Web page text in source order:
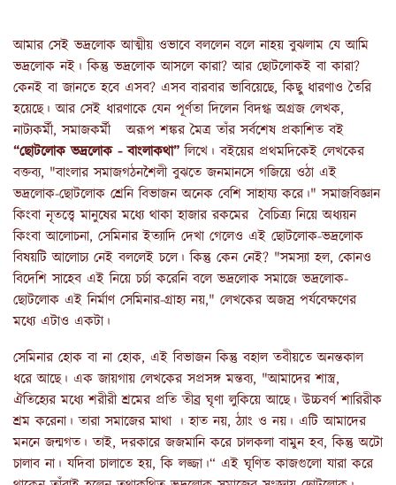
আমার সেই ভদ্রলোক আত্মীয় ওভাবে বললেন বলে নাহয় বুঝলাম যে আমি
ভদ্রলোক নই। কিন্তু ভদ্রলোক আসলে কারা? আর ছোটলোকই বা কারা?
কেনই বা জানতে হবে এসব? এসব বারবার ভাবিয়েছে, কিছু ধারণাও তৈরি
হয়েছে। আর সেই ধারণাকে যেন পূর্ণতা দিলেন বিদগ্ধ অগ্রজ লেখক,
নাট্যকর্মী, সমাজকর্মী অরূপ শঙ্কর মৈত্র তাঁর সর্বশেষ প্রকাশিত বই
“ছোটলোক ভদ্রলোক - বাংলাকথা” লিখে। বইয়ের প্রথমদিকেই লেখকের
বক্তব্য, "বাংলার সমাজগঠনশৈলী বুঝতে জনমানসে গজিয়ে ওঠা এই
ভদ্রলোক-ছোটলোক শ্রেনি বিভাজন অনেক বেশি সাহায্য করে।" সমাজবিজ্ঞান
কিংবা নৃতত্ত্বে মানুষের মধ্যে থাকা হাজার রকমের বৈচিত্র্য নিয়ে অধ্যয়ন
কিংবা আলোচনা, সেমিনার ইত্যাদি দেখা গেলেও এই ছোটলোক-ভদ্রলোক
বিষয়টি আলোচ্য নেই বললেই চলে। কিন্তু কেন নেই? "সমস্যা হল, কোনও
বিদেশি সাহেব এই নিয়ে চর্চা করেনি বলে ভদ্রলোক সমাজে ভদ্রলোক-
ছোটলোক এই নির্মাণ সেমিনার-গ্রাহ্য নয়," লেখকের অজস্র পর্যবেক্ষণের
মধ্যে এটাও একটা।
সেমিনার হোক বা না হোক, এই বিভাজন কিন্তু বহাল তবীয়তে অনন্তকাল
ধরে আছে। এক জায়গায় লেখকের সপ্রসঙ্গ মন্তব্য, "আমাদের শাস্ত্র,
ঐতিহ্যের মধ্যে শরীরী শ্রমের প্রতি তীব্র ঘৃণা লুকিয়ে আছে। উচ্চবর্ণ শারিরীক
শ্রম করেনা। তারা সমাজের মাথা ।‌ হাত নয়, ঠ্যাং ও নয়। এটি আমাদের
মননে জন্মগত। তাই, দরকারে জজমানি করে চালকলা বামুন হব, কিন্তু অটো
চালাব না। যদিবা চালাতে হয়, কি লজ্জা।“ এই ঘৃণিত কাজগুলো যারা করে